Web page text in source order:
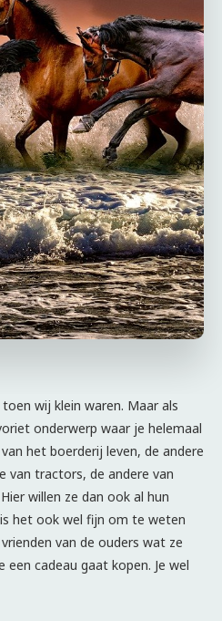
wij klein waren. Maar als
onderwerp waar je helemaal
het boerderij leven, de andere
van tractors, de andere van
willen ze dan ook al hun
het ook wel fijn om te weten
van de ouders wat ze
cadeau gaat kopen. Je wel